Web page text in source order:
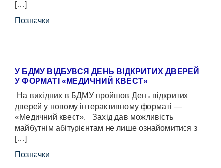
[…]
Позначки
У БДМУ ВІДБУВСЯ ДЕНЬ ВІДКРИТИХ ДВЕРЕЙ
У ФОРМАТІ «МЕДИЧНИЙ КВЕСТ»
На вихідних в БДМУ пройшов День відкритих
дверей у новому інтерактивному форматі —
«Медичний квест». Захід дав можливість
майбутнім абітурієнтам не лише ознайомитися з
[…]
Позначки